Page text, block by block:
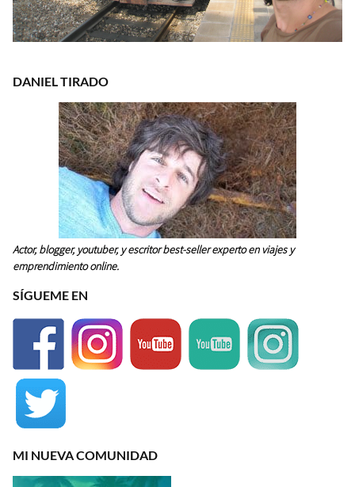
DANIEL TIRADO
Actor, blogger, youtuber, y escritor best-seller experto en viajes y
emprendimiento online.
SÍGUEME EN
MI NUEVA COMUNIDAD